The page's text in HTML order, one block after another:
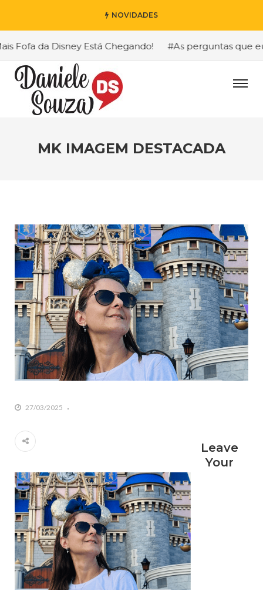
NOVIDADES
da Disney Está Chegando! #As perguntas que eu
MK IMAGEM DESTACADA
27/03/2025
Leave
Your